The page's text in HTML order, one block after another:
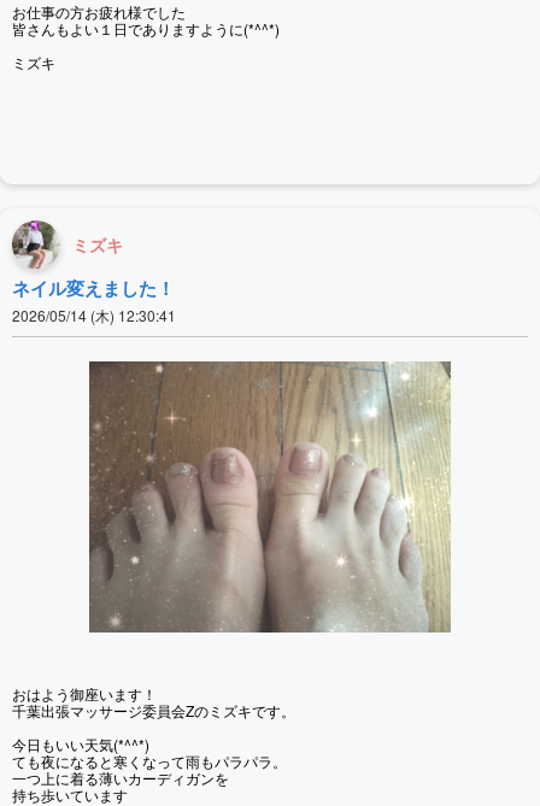
お仕事の方お疲れ様でした
皆さんもよい１日でありますように(*^^*)
ミズキ
ミズキ
ネイル変えました！
2026/05/14 (木) 12:30:41
おはよう御座います！
千葉出張マッサージ委員会Zのミズキです。
今日もいい天気(*^^*)
ても夜になると寒くなって雨もパラパラ。
一つ上に着る薄いカーディガンを
持ち歩いています